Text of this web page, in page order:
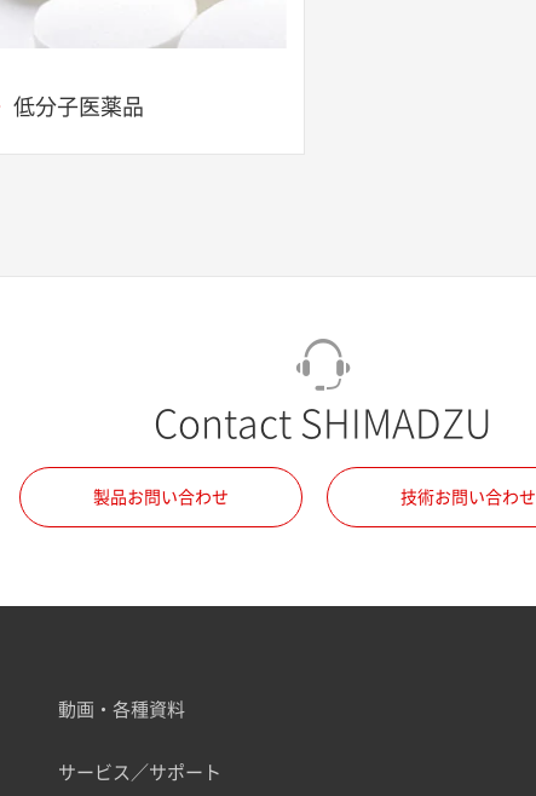
低分子医薬品
Contact SHIMADZU
製品お問い合わせ 技術お問い合わせ
動画・各種資料
サービス／サポート